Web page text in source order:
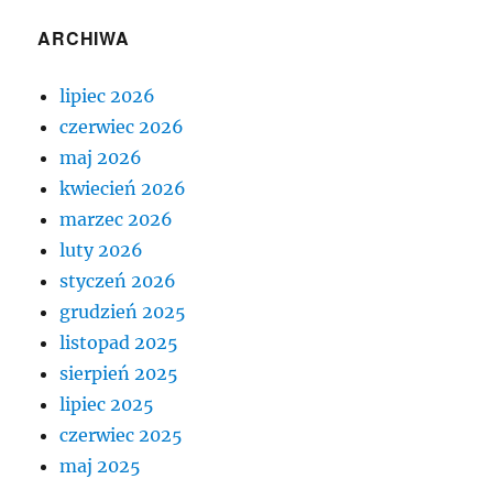
ARCHIWA
lipiec 2026
czerwiec 2026
maj 2026
kwiecień 2026
marzec 2026
luty 2026
styczeń 2026
grudzień 2025
listopad 2025
sierpień 2025
lipiec 2025
czerwiec 2025
maj 2025